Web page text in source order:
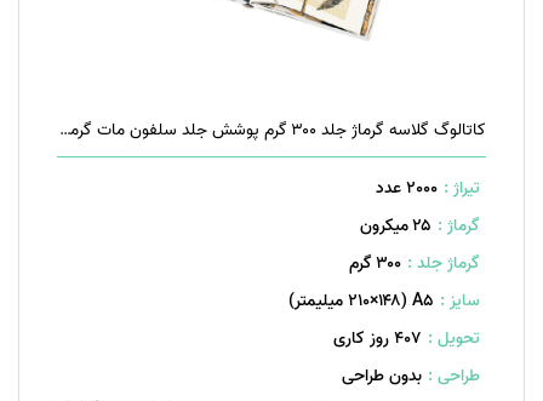
کاتالوگ گلاسه گرماژ جلد ۳۰۰ گرم پوشش جلد سلفون مات گرماژ داخل ۱۷۰ گرم ۱۶ صفحه منگنه تخت
تیراژ : 2000 عدد
گرماژ : ۲۵ میکرون
گرماژ جلد : ۳۰۰ گرم
سایز : A۵ (۲۱۰×۱۴۸ میلیمتر)
تحویل : 407 روز کاری
طراحی : بدون طراحی